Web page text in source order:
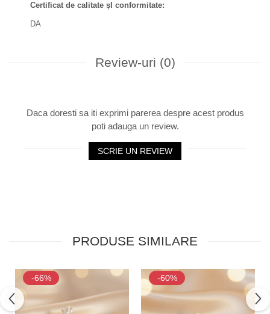
Certificat de calitate șI conformitate:
DA
Review-uri (0)
Daca doresti sa iti exprimi parerea despre acest produs
poti adauga un review.
SCRIE UN REVIEW
PRODUSE SIMILARE
-66% -60%